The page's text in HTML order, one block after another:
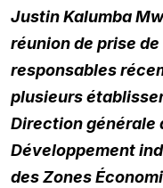
Justin Kalumba
réunion de prise
responsables
plusieurs
Direction générale
Développement
des Zones